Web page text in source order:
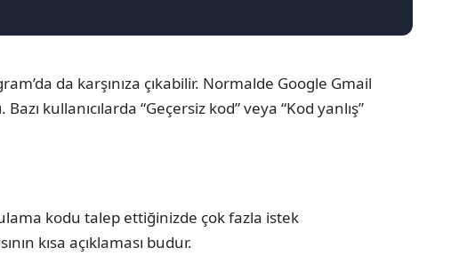
da karşınıza çıkabilir. Normalde Google Gmail
kullanıcılarda “Geçersiz kod” veya “Kod yanlış”
kodu talep ettiğinizde çok fazla istek
kısa açıklaması budur.